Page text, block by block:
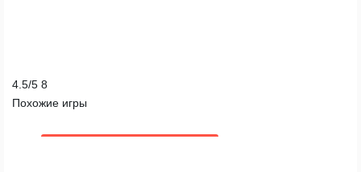
4.5/5 8
Похожие игры